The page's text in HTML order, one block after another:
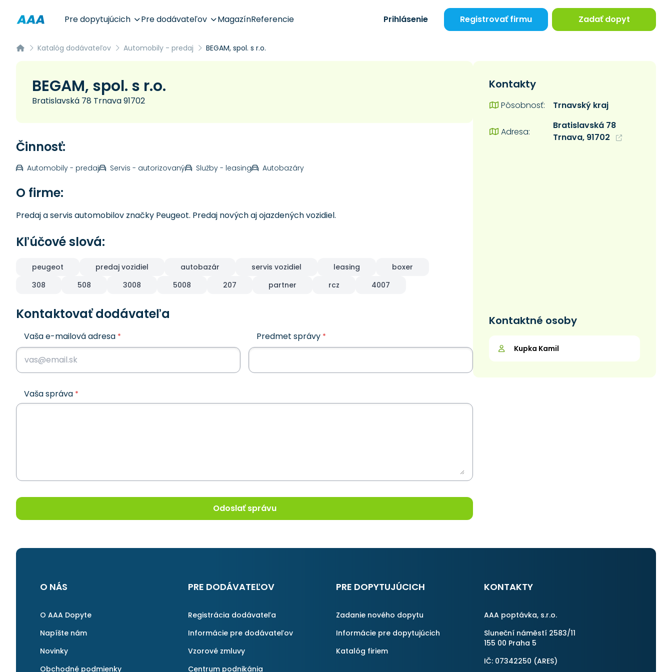
Pre dopytujúcich Pre dodávateľov MagazínReferencie Prihlásenie Registrovať firmu Zadať dopyt
Katalóg dodávateľov Automobily - predaj BEGAM, spol. s r.o.
BEGAM, spol. s r.o.
Bratislavská 78 Trnava 91702
Činnosť:
Automobily - predaj Servis - autorizovaný Služby - leasing Autobazáry
O firme:
Predaj a servis automobilov značky Peugeot. Predaj nových aj ojazdených vozidiel.
Kľúčové slová:
peugeot predaj vozidiel autobazár servis vozidiel leasing
boxer
308
508 3008 5008 207 partner rcz 4007
Kontaktovať dodávateľa
Vaša e-mailová adresa * Predmet správy *
Vaša správa *
Odoslať správu
Kontakty
Pôsobnosť: Trnavský kraj
Adresa:
Bratislavská 78
Trnava, 91702
Kontaktné osoby
Kupka Kamil
O NÁS
O AAA Dopyte
Napíšte nám
Novinky
Obchodné podmienky
PRE DODÁVATEĽOV
Registrácia dodávateľa
Informácie pre dodávateľov
Vzorové zmluvy
Centrum podnikánia
PRE DOPYTUJÚCICH
Zadanie nového dopytu
Informácie pre dopytujúcich
Katalóg firiem
KONTAKTY
AAA poptávka, s.r.o.
Sluneční náměstí 2583/11
155 00 Praha 5
IČ: 07342250 (ARES)